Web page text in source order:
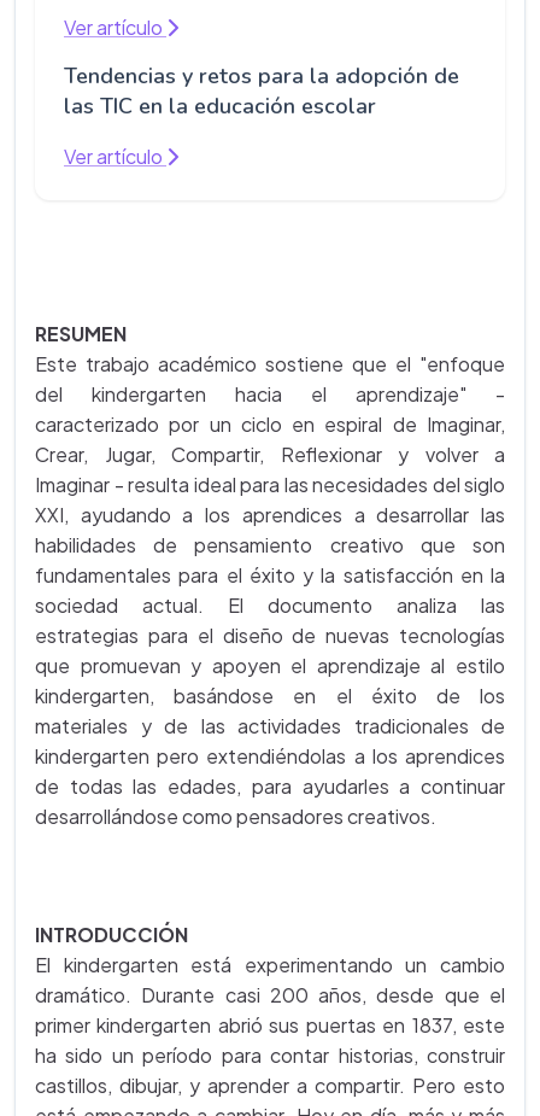
Ver artículo
Tendencias y retos para la adopción de
las TIC en la educación escolar
Ver artículo
RESUMEN
Este trabajo académico sostiene que el "enfoque
del kindergarten hacia el aprendizaje" -
caracterizado por un ciclo en espiral de Imaginar,
Crear, Jugar, Compartir, Reflexionar y volver a
Imaginar - resulta ideal para las necesidades del siglo
XXI, ayudando a los aprendices a desarrollar las
habilidades de pensamiento creativo que son
fundamentales para el éxito y la satisfacción en la
sociedad actual. El documento analiza las
estrategias para el diseño de nuevas tecnologías
que promuevan y apoyen el aprendizaje al estilo
kindergarten, basándose en el éxito de los
materiales y de las actividades tradicionales de
kindergarten pero extendiéndolas a los aprendices
de todas las edades, para ayudarles a continuar
desarrollándose como pensadores creativos.
INTRODUCCIÓN
El kindergarten está experimentando un cambio
dramático. Durante casi 200 años, desde que el
primer kindergarten abrió sus puertas en 1837, este
ha sido un período para contar historias, construir
castillos, dibujar, y aprender a compartir. Pero esto